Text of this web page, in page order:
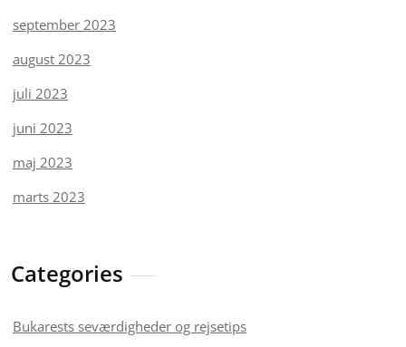
september 2023
august 2023
juli 2023
juni 2023
maj 2023
marts 2023
Categories
Bukarests seværdigheder og rejsetips